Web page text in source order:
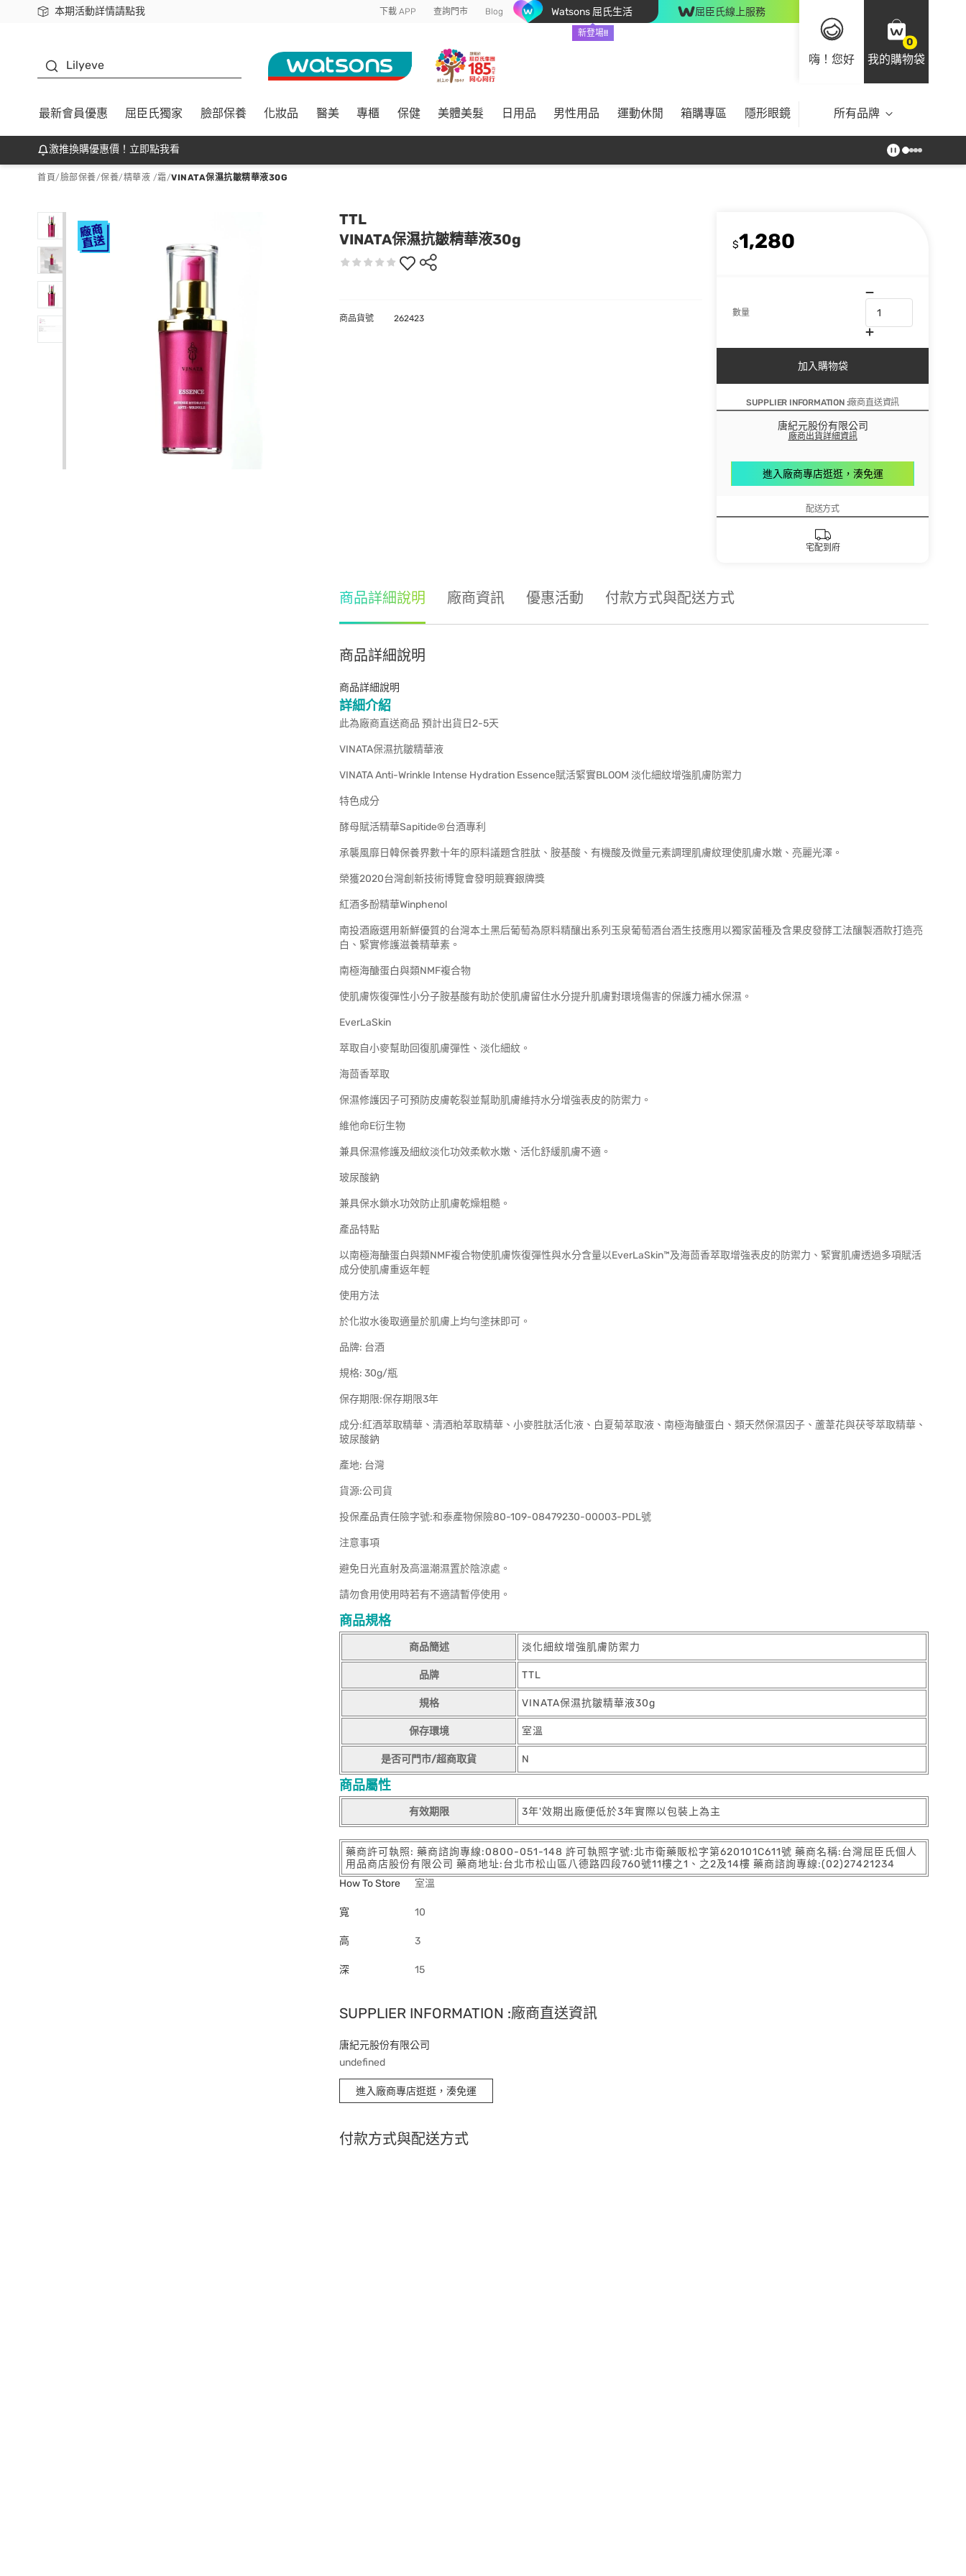
本期活動詳情請點我
下載app最高回饋$350 下載 APP 查詢門市 Blog Watsons 屈氏生活
新登場!!
屈臣氏線上服務
嗨！您好
0
我的購物袋
Lilyeve
最新會員優惠 屈臣氏獨家 臉部保養 化妝品 醫美 專櫃 保健 美體美髮 日用品 男性用品 運動休閒 箱購專區 隱形眼鏡 所有品牌
激推換購優惠價！立即點我看
首頁/臉部保養/保養/精華液 /霜/VINATA保濕抗皺精華液30G
TTL
VINATA保濕抗皺精華液30g
$1,280
數量
加入購物袋
SUPPLIER INFORMATION :廠商直送資訊
唐紀元股份有限公司
廠商出貨詳細資訊
進入廠商專店逛逛，湊免運
配送方式
宅配到府
商品貨號 262423
商品詳細說明 廠商資訊 優惠活動 付款方式與配送方式
商品詳細說明
商品詳細說明
詳細介紹
此為廠商直送商品 預計出貨日2-5天
VINATA保濕抗皺精華液
VINATA Anti-Wrinkle Intense Hydration Essence賦活緊實BLOOM 淡化細紋增強肌膚防禦力
特色成分
酵母賦活精華Sapitide®台酒專利
承襲風靡日韓保養界數十年的原料議題含胜肽、胺基酸、有機酸及微量元素調理肌膚紋理使肌膚水嫩、亮麗光澤。
榮獲2020台灣創新技術博覽會發明競賽銀牌獎
紅酒多酚精華Winphenol
南投酒廠選用新鮮優質的台灣本土黑后葡萄為原料精釀出系列玉泉葡萄酒台酒生技應用以獨家菌種及含果皮發酵工法釀製酒款打造亮
白、緊實修護滋養精華素。
南極海醣蛋白與類NMF複合物
使肌膚恢復彈性小分子胺基酸有助於使肌膚留住水分提升肌膚對環境傷害的保護力補水保濕。
EverLaSkin
萃取自小麥幫助回復肌膚彈性、淡化細紋。
海茴香萃取
保濕修護因子可預防皮膚乾裂並幫助肌膚維持水分增強表皮的防禦力。
維他命E衍生物
兼具保濕修護及細紋淡化功效柔軟水嫩、活化舒緩肌膚不適。
玻尿酸鈉
兼具保水鎖水功效防止肌膚乾燥粗糙。
產品特點
以南極海醣蛋白與類NMF複合物使肌膚恢復彈性與水分含量以EverLaSkin™及海茴香萃取增強表皮的防禦力、緊實肌膚透過多項賦活
成分使肌膚重返年輕
使用方法
於化妝水後取適量於肌膚上均勻塗抹即可。
品牌: 台酒
規格: 30g/瓶
保存期限:保存期限3年
成分:紅酒萃取精華、清酒粕萃取精華、小麥胜肽活化液、白夏菊萃取液、南極海醣蛋白、類天然保濕因子、蘆葦花與茯苓萃取精華、
玻尿酸鈉
產地: 台灣
貨源:公司貨
投保產品責任險字號:和泰產物保險80-109-08479230-00003-PDL號
注意事項
避免日光直射及高溫潮濕置於陰涼處。
請勿食用使用時若有不適請暫停使用。
商品規格
商品簡述 淡化細紋增強肌膚防禦力
品牌 TTL
規格 VINATA保濕抗皺精華液30g
保存環境 室溫
是否可門市/超商取貨 N
商品屬性
有效期限 3年'效期出廠便低於3年實際以包裝上為主
藥商許可執照: 藥商諮詢專線:0800-051-148 許可執照字號:北市衛藥販松字第620101C611號 藥商名稱:台灣屈臣氏個人
用品商店股份有限公司 藥商地址:台北市松山區八德路四段760號11樓之1、之2及14樓 藥商諮詢專線:(02)27421234
How To Store
室溫
寬 10
高 3
深 15
SUPPLIER INFORMATION :廠商直送資訊
唐紀元股份有限公司
undefined
進入廠商專店逛逛，湊免運
付款方式與配送方式